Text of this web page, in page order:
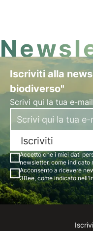
Iscriviti alla
biodiverso"
Scrivi qui la tua e-
Iscriviti
Accetto che i miei dati
newsletter, come indicato
Acconsento a ricevere
3Bee, come indicato nell'